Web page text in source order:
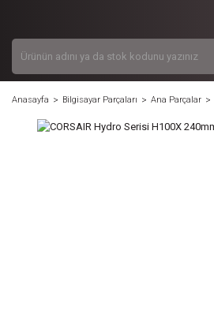
Anasayfa Bilgisayar Parçaları Ana Parçalar